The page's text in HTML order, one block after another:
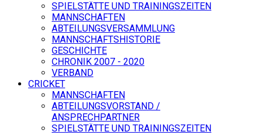
SPIELSTÄTTE UND TRAININGSZEITEN
MANNSCHAFTEN
ABTEILUNGSVERSAMMLUNG
MANNSCHAFTSHISTORIE
GESCHICHTE
CHRONIK 2007 - 2020
VERBAND
CRICKET
MANNSCHAFTEN
ABTEILUNGSVORSTAND /
ANSPRECHPARTNER
SPIELSTÄTTE UND TRAININGSZEITEN